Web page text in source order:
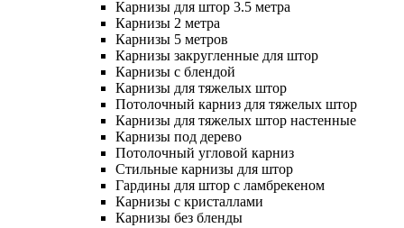
Карнизы для штор 3.5 метра
Карнизы 2 метра
Карнизы 5 метров
Карнизы закругленные для штор
Карнизы с блендой
Карнизы для тяжелых штор
Потолочный карниз для тяжелых штор
Карнизы для тяжелых штор настенные
Карнизы под дерево
Потолочный угловой карниз
Стильные карнизы для штор
Гардины для штор с ламбрекеном
Карнизы с кристаллами
Карнизы без бленды